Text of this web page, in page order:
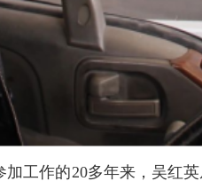
加工作的20多年来，吴红